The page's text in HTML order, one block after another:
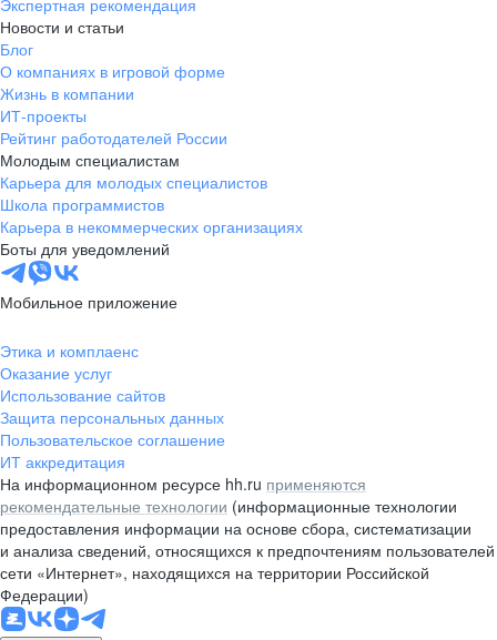
Экспертная рекомендация
Новости и статьи
Блог
О компаниях в игровой форме
Жизнь в компании
ИТ-проекты
Рейтинг работодателей России
Молодым специалистам
Карьера для молодых специалистов
Школа программистов
Карьера в некоммерческих организациях
Боты для уведомлений
Мобильное приложение
Этика и комплаенс
Оказание услуг
Использование сайтов
Защита персональных данных
Пользовательское соглашение
ИТ аккредитация
На информационном ресурсе hh.ru применяются
рекомендательные технологии (информационные технологии
предоставления информации на основе сбора, систематизации
и анализа сведений, относящихся к предпочтениям пользователей
сети «Интернет», находящихся на территории Российской
Федерации)